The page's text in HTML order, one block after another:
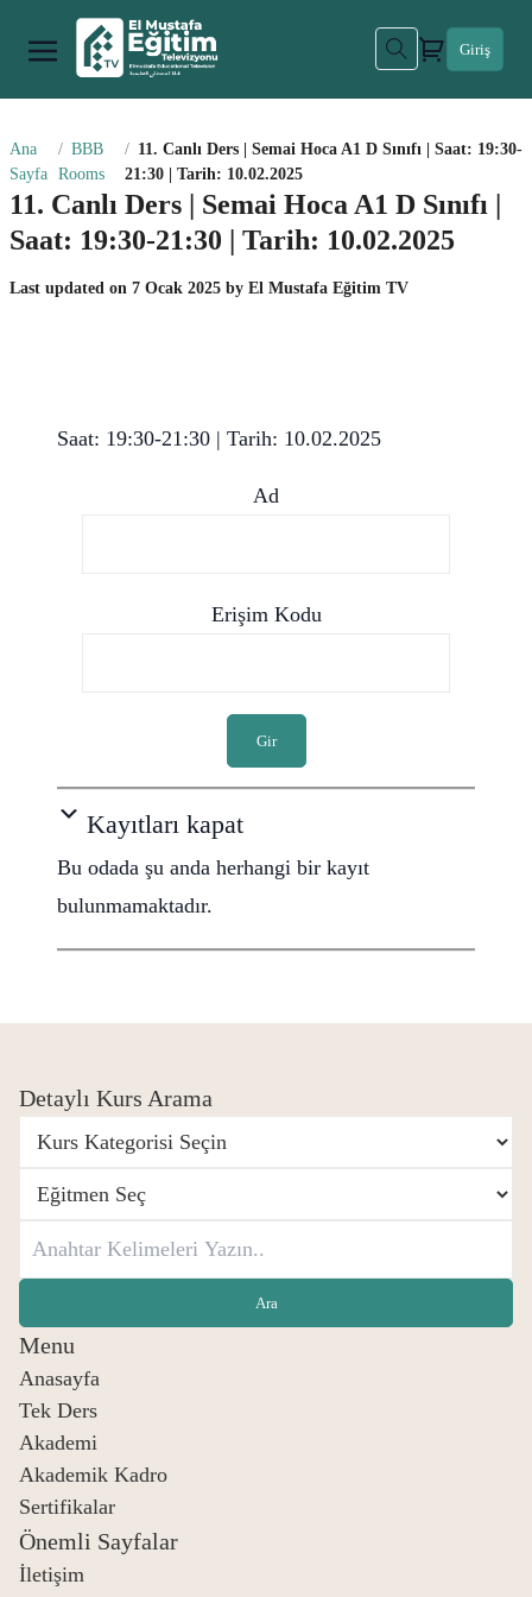
Giriş
Ana
Sayfa
BBB
Rooms
11. Canlı Ders | Semai Hoca A1 D Sınıfı | Saat: 19:30-
21:30 | Tarih: 10.02.2025
11. Canlı Ders | Semai Hoca A1 D Sınıfı |
Saat: 19:30-21:30 | Tarih: 10.02.2025
Last updated on 7 Ocak 2025 by El Mustafa Eğitim TV
Saat: 19:30-21:30 | Tarih: 10.02.2025
Ad
Erişim Kodu
Gir
Kayıtları kapat
Bu odada şu anda herhangi bir kayıt
bulunmamaktadır.
Detaylı Kurs Arama
Menu
Anasayfa
Tek Ders
Akademi
Akademik Kadro
Sertifikalar
Önemli Sayfalar
İletişim